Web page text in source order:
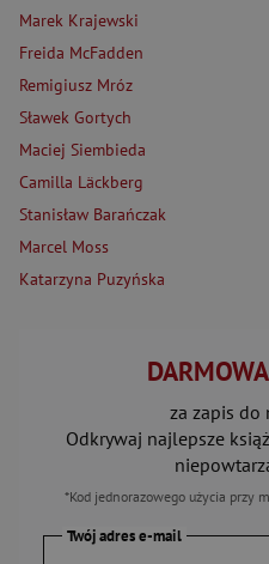
Marek Krajewski
Freida McFadden
Remigiusz Mróz
Sławek Gortych
Maciej Siembieda
Camilla Läckberg
Stanisław Barańczak
Marcel Moss
Katarzyna Puzyńska
za zapis do
Odkrywaj najlepsze
*Kod jednorazowego użycia przy
Twój adres e-mail